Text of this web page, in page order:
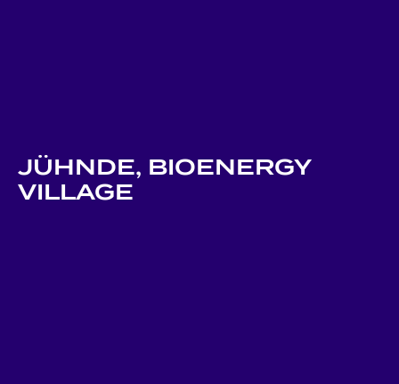
JÜHNDE, BIOENERGY
VILLAGE